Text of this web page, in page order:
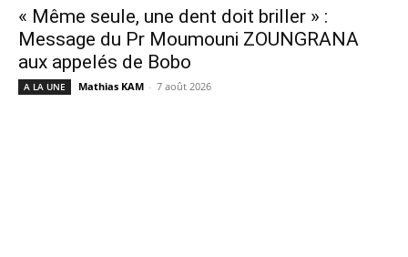
« Même seule, une dent doit briller » :
Message du Pr Moumouni ZOUNGRANA
aux appelés de Bobo
A LA UNE Mathias KAM - 7 août 2026